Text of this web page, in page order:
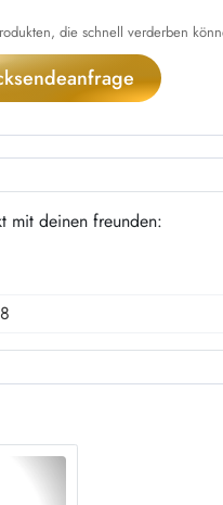
die schnell verderben
mit deinen freunden: